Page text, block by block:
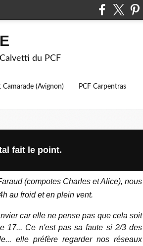
du PCF
Camarade (Avignon) PCF Carpentras
fait le point.
(compotes Charles et Alice), nous
au froid et en plein vent.
car elle ne pense pas que cela soit
17... Ce n'est pas sa faute si 2/3 des
elle préfère regarder nos réseaux